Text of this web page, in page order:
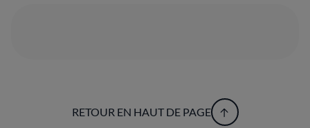
RETOUR EN HAUT DE PAGE